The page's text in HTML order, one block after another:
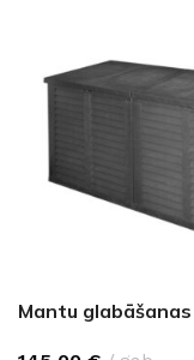
Mantu